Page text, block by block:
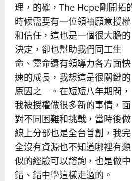
理，的確，The Hope剛開拓
時候需要有一位領袖願意授權
和信任，這也是一個很大膽的
決定，卻也幫助我們同工生
命、靈命還有領導力各方面快
速的成長，我想這是很關鍵的
原因之一。在短短八年期間，
我被授權做很多新的事情，面
對不同困難和挑戰，當時後做
線上分部也是全台首創，我完
全沒有資源也不知道哪裡有類
似的經驗可以諮詢，也是做中
錯、錯中學這樣走過的。